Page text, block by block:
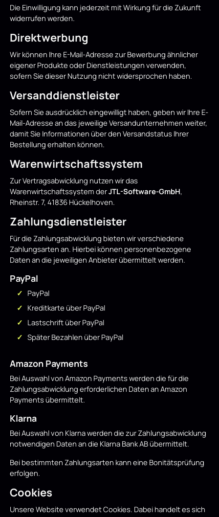
Die Einwilligung kann jederzeit mit Wirkung für die Zukunft
widerrufen werden.
Direktwerbung
Wir können Ihre E-Mail-Adresse zur Bewerbung ähnlicher
eigener Produkte oder Dienstleistungen verwenden,
sofern Sie dieser Nutzung nicht widersprochen haben.
Versanddienstleister
Sofern Sie ausdrücklich eingewilligt haben, geben wir Ihre E-
Mail-Adresse an das jeweilige Versandunternehmen weiter,
damit Sie Informationen über den Versandstatus Ihrer
Bestellung erhalten können.
Warenwirtschaftssystem
Zur Vertragsabwicklung nutzen wir das
Warenwirtschaftssystem derJTL-Software-GmbH,
Rheinstr. 7, 41836 Hückelhoven.
Zahlungsdienstleister
Für die Zahlungsabwicklung bieten wir verschiedene
Zahlungsarten an. Hierbei können personenbezogene
Daten an die jeweiligen Anbieter übermittelt werden.
PayPal
PayPal
Kreditkarte über PayPal
Lastschrift über PayPal
Später Bezahlen über PayPal
Amazon Payments
Bei Auswahl von Amazon Payments werden die für die
Zahlungsabwicklung erforderlichen Daten an Amazon
Payments übermittelt.
Klarna
Bei Auswahl von Klarna werden die zur Zahlungsabwicklung
notwendigen Daten an die Klarna Bank AB übermittelt.
Bei bestimmten Zahlungsarten kann eine Bonitätsprüfung
erfolgen.
Cookies
Unsere Website verwendet Cookies. Dabei handelt es sich